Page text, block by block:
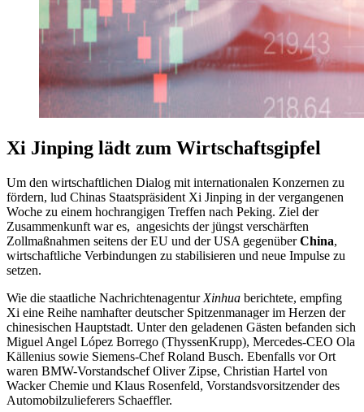
Xi Jinping lädt zum Wirtschaftsgipfel
Um den wirtschaftlichen Dialog mit internationalen Konzernen zu
fördern, lud Chinas Staatspräsident Xi Jinping in der vergangenen
Woche zu einem hochrangigen Treffen nach Peking. Ziel der
Zusammenkunft war es, angesichts der jüngst verschärften
Zollmaßnahmen seitens der EU und der USA gegenüberChina,
wirtschaftliche Verbindungen zu stabilisieren und neue Impulse zu
setzen.
Wie die staatliche Nachrichtenagentur Xinhua berichtete, empfing
Xi eine Reihe namhafter deutscher Spitzenmanager im Herzen der
chinesischen Hauptstadt. Unter den geladenen Gästen befanden sich
Miguel Angel López Borrego (ThyssenKrupp), Mercedes-CEO Ola
Källenius sowie Siemens-Chef Roland Busch. Ebenfalls vor Ort
waren BMW-Vorstandschef Oliver Zipse, Christian Hartel von
Wacker Chemie und Klaus Rosenfeld, Vorstandsvorsitzender des
Automobilzulieferers Schaeffler.